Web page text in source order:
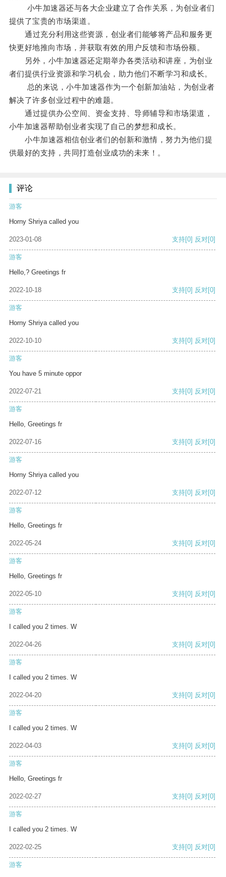
小牛加速器还与各大企业建立了合作关系，为创业者们
提供了宝贵的市场渠道。
通过充分利用这些资源，创业者们能够将产品和服务更
快更好地推向市场，并获取有效的用户反馈和市场份额。
另外，小牛加速器还定期举办各类活动和讲座，为创业
者们提供行业资源和学习机会，助力他们不断学习和成长。
总的来说，小牛加速器作为一个创新加油站，为创业者
解决了许多创业过程中的难题。
通过提供办公空间、资金支持、导师辅导和市场渠道，
小牛加速器帮助创业者实现了自己的梦想和成长。
小牛加速器相信创业者们的创新和激情，努力为他们提
供最好的支持，共同打造创业成功的未来！。
评论
游客
Horny Shriya called you
2023-01-08 支持[0] 反对[0]
游客
Hello,? Greetings fr
2022-10-18 支持[0] 反对[0]
游客
Horny Shriya called you
2022-10-10 支持[0] 反对[0]
游客
You have 5 minute oppor
2022-07-21 支持[0] 反对[0]
游客
Hello, Greetings fr
2022-07-16 支持[0] 反对[0]
游客
Horny Shriya called you
2022-07-12 支持[0] 反对[0]
游客
Hello, Greetings fr
2022-05-24 支持[0] 反对[0]
游客
Hello, Greetings fr
2022-05-10 支持[0] 反对[0]
游客
I called you 2 times. W
2022-04-26 支持[0] 反对[0]
游客
I called you 2 times. W
2022-04-20 支持[0] 反对[0]
游客
I called you 2 times. W
2022-04-03 支持[0] 反对[0]
游客
Hello, Greetings fr
2022-02-27 支持[0] 反对[0]
游客
I called you 2 times. W
2022-02-25 支持[0] 反对[0]
游客